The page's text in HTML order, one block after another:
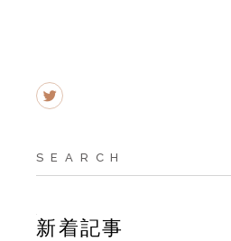
Search
for:
新着記事